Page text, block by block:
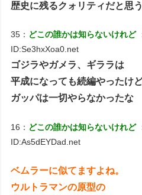
歴史に残るクォリティだと思う
35： どこの誰かは知らないけれど
ID:Se3hxXoa0.net
ゴジラやガメラ、ギララは
平成になっても続編やったけど
ガッパは一切やらなかったな
16： どこの誰かは知らないけれど
ID:As5dEYDad.net
ベムラーに似てますよね。
ウルトラマンの原型の